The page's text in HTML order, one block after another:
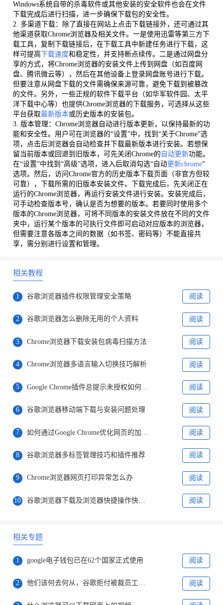
Windows系统自带的杀毒软件或其他安装的安全软件也会在文件
下载完成后进行扫描，进一步确保下载包的安全性。
2. 多渠道下载：除了直接在网站上点击下载链接外，还可通过其
他渠道获取Chrome浏览器及相关文件。一是使用迅雷等第三方下
载工具，复制下载链接后，在下载工具中新建任务进行下载，这
样可提高 下载速度和稳定性，并支持断点续传。二是通过网盘分
享的方式，将Chrome浏览器的安装文件上传到网盘（如百度网
盘、腾讯微云等），然后在其他设备上登录网盘账号进行下载。
但要注意从网盘下载的文件需确保来源可靠，避免下载到被篡改
的文件。另外，一些正规的软件下载平台（如华军软件园、太平
洋下载中心等）也提供Chrome浏览器的下载服务，可选择从这些
平台获取最新版本或历史版本的安装包。
3. 版本管理：Chrome浏览器自动进行版本更新，以保持最新的功
能和安全性。用户可在浏览器的“设置”中，找到“关于Chrome”选
项，点击后浏览器会自动检查并下载最新版本进行安装。若想保
留当前版本或回退到旧版本，可先关闭Chrome的 自动更新功能。
在“设置”中找到“高级”选项，进入后取消勾选“自动 更新chrome”
选项。然后，访问Chrome官方的历史版本下载页面（非官方但较
可靠），下载所需的旧版本安装文件。下载完成后，先关闭正在
运行的Chrome浏览器，再运行安装文件进行安装。安装完成后，
可手动检查版本号，确认是否为想要的版本。若要同时使用多个
版本的Chrome浏览器，可将不同版本的安装文件放在不同的文件
夹中，运行某个版本的可执行文件即可启动对应版本的浏览器，
但需要注意各版本之间的数据（如书签、密码等）不能直接共
享，需分别进行设置和管理。
相关教程
1 谷歌浏览器插件权限管理安全策略 阅读
2 谷歌浏览器怎么删除无用的个人资料 阅读
3 Chrome浏览器下载安装包病毒扫描方法 阅读
4 Chrome浏览器多语言输入切换技巧解析 阅读
5 Google Chrome插件总提示未授权如何修改隐私设置 阅读
6 谷歌浏览器移动端下载与安装问题处理 阅读
7 阅读
8 谷歌浏览器多标签管理技巧和插件推荐 阅读
9 Chrome浏览器网页打印异常怎么办 阅读
10 谷歌浏览器下载及浏览器快捷操作快速优化操作教程 阅读
相关专题
1 google电子钱包已在62个国家正式使用 阅读
2 他们该何去何从，谷歌拒付被裁员工剩余病产假工资 阅读